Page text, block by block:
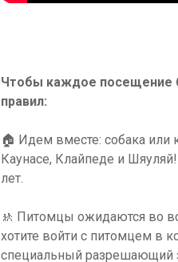
Чтобы каждое посещение
правил:
🏠 Идем вместе: собака или
Каунасе, Клайпеде и
лет.
🚸 Питомцы ожидаются во
хотите войти с питомцем в
специальный разрешающий